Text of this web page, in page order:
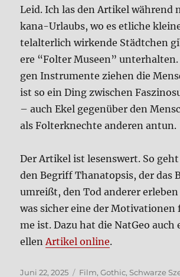
Leid. Ich las den Arti­kel wäh­rend
ka­na-Urlaubs, wo es etli­che
tel­al­ter­lich wir­ken­de Städt­chen
e­re “Fol­ter Muse­en”
gen Instru­men­te zie­hen die
ist so ein Ding zwi­schen
– auch Ekel gegen­über den
als Fol­ter­knech­te ande­ren antun.
Der Arti­kel ist lesens­wert. So
den Begriff Tha­nat­op­sis, der das
umreißt, den Tod ande­rer
was sicher eine der
me ist. Dazu hat die Nat­Geo
el­lenArti­kel online.
Veröffentlicht
Juni 22, 2025 Kategorien
Film,Gothic, Schwarze